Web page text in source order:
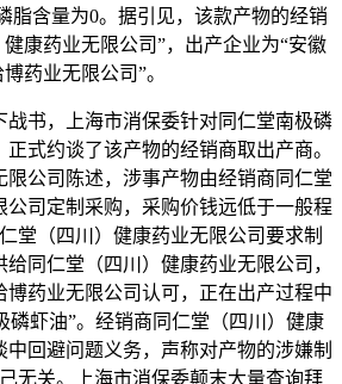
脂含量为0。据引见，该款产物的经销
康药业无限公司”，出产企业为“安徽
博药业无限公司”。
书，上海市消保委针对同仁堂南极磷
式约谈了该产物的经销商取出产商。
限公司陈述，涉事产物由经销商同仁堂
公司定制采购，采购价钱远低于一般程
堂（四川）健康药业无限公司要求制
同仁堂（四川）健康药业无限公司，
博药业无限公司认可，正在出产过程中
磷虾油”。经销商同仁堂（四川）健康
回避问题义务，声称对产物的涉嫌制
无关。上海市消保委颠末大量查询拜